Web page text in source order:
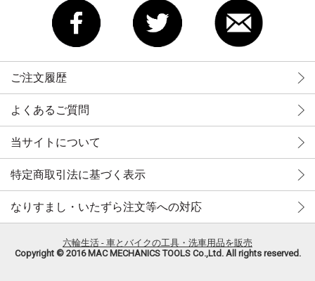
ご注文履歴
よくあるご質問
当サイトについて
特定商取引法に基づく表示
なりすまし・いたずら注文等への対応
六輪生活 - 車とバイクの工具・洗車用品を販売
Copyright © 2016 MAC MECHANICS TOOLS Co.,Ltd. All rights reserved.